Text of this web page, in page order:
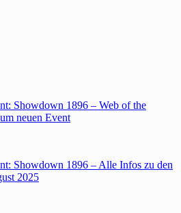
Showdown 1896 – Web of the
neuen Event
Showdown 1896 – Alle Infos zu den
2025